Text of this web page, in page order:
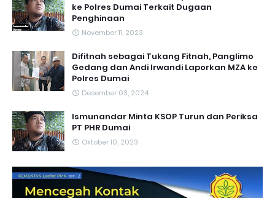
ke Polres Dumai Terkait Dugaan
Penghinaan
November 11, 2023
Difitnah sebagai Tukang Fitnah, Panglimo
Gedang dan Andi Irwandi Laporkan MZA ke
Polres Dumai
Desember 03, 2024
Ismunandar Minta KSOP Turun dan Periksa
PT PHR Dumai
Oktober 10, 2023